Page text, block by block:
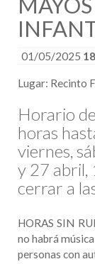
01/05/2025
Lugar: Recinto
Horario
horas
viernes,
y 27 abril,
cerrar a
HORAS SIN
no habrá
personas con